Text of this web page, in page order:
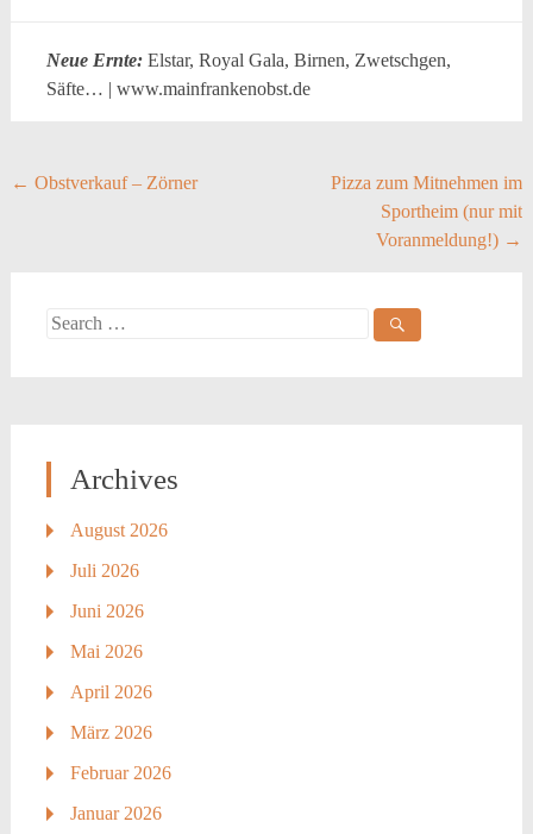
Neue Ernte:Elstar, Royal Gala, Birnen, Zwetschgen,
Säfte… | www.mainfrankenobst.de
Post
← Obstverkauf – Zörner
Pizza zum Mitnehmen im
Sportheim (nur mit
Voranmeldung!) →
Search
Archives
August 2026
Juli 2026
Juni 2026
Mai 2026
April 2026
März 2026
Februar 2026
Januar 2026